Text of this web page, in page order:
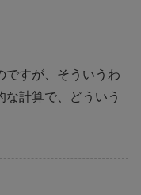
ですが、そういうわ
計算で、どういう